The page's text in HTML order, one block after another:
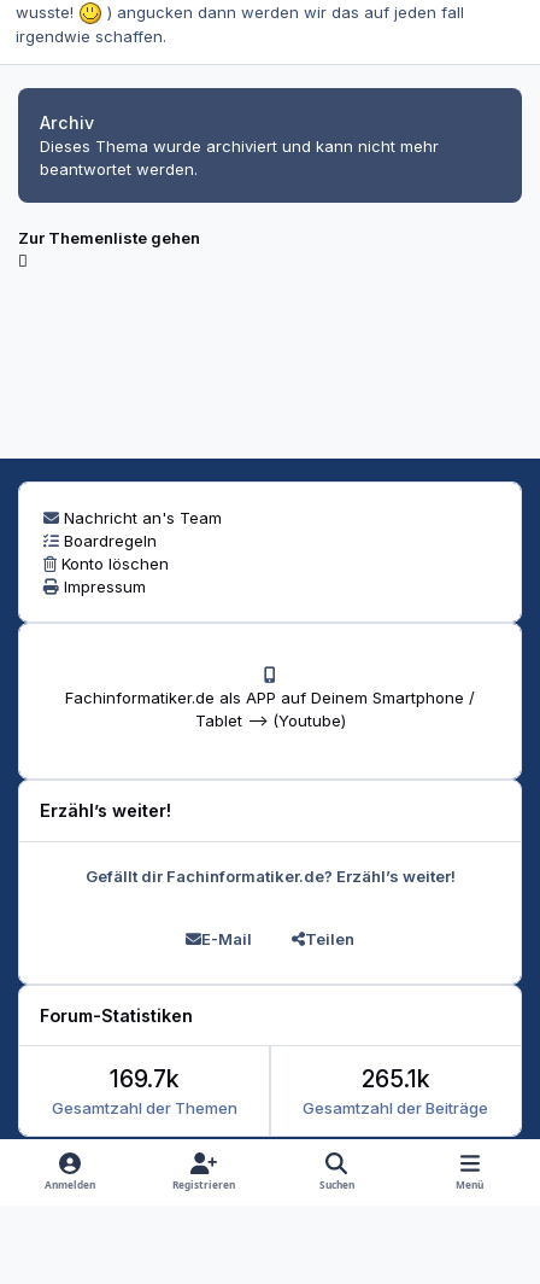
wusste!
) angucken dann werden wir das auf jeden fall
irgendwie schaffen.
Archiv
Dieses Thema wurde archiviert und kann nicht mehr
beantwortet werden.
Zur Themenliste gehen
Nachricht an's Team
Boardregeln
Konto löschen
Impressum
Fachinformatiker.de als APP auf Deinem Smartphone /
Tablet --> (Youtube)
Erzähl’s weiter!
Gefällt dir Fachinformatiker.de? Erzähl’s weiter!
E-Mail Teilen
Forum-Statistiken
Gesamtzahl der Themen
169.7k
Gesamtzahl der Beiträge
265.1k
Heller Modus
Dunkler Modus
Systemeinstellung
Anmelden Registrieren Suchen Menü